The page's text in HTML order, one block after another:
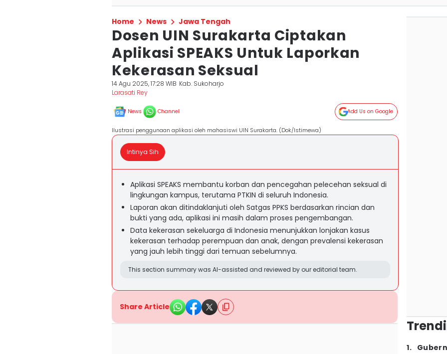
Home News Jawa Tengah
Dosen UIN Surakarta Ciptakan
Aplikasi SPEAKS Untuk Laporkan
Kekerasan Seksual
14 Agu 2025, 17:28 WIB Kab. Sukoharjo
Larasati Rey
News Channel Add Us on Google
Ilustrasi penggunaan aplikasi oleh mahasiswi UIN Surakarta. (Dok/Istimewa)
Intinya Sih
Aplikasi SPEAKS membantu korban dan pencegahan pelecehan seksual di
lingkungan kampus, terutama PTKIN di seluruh Indonesia.
Laporan akan ditindaklanjuti oleh Satgas PPKS berdasarkan rincian dan
bukti yang ada, aplikasi ini masih dalam proses pengembangan.
Data kekerasan sekeluarga di Indonesia menunjukkan lonjakan kasus
kekerasan terhadap perempuan dan anak, dengan prevalensi kekerasan
yang jauh lebih tinggi dari temuan sebelumnya.
This section summary was AI-assisted and reviewed by our editorial team.
Share Article
1.